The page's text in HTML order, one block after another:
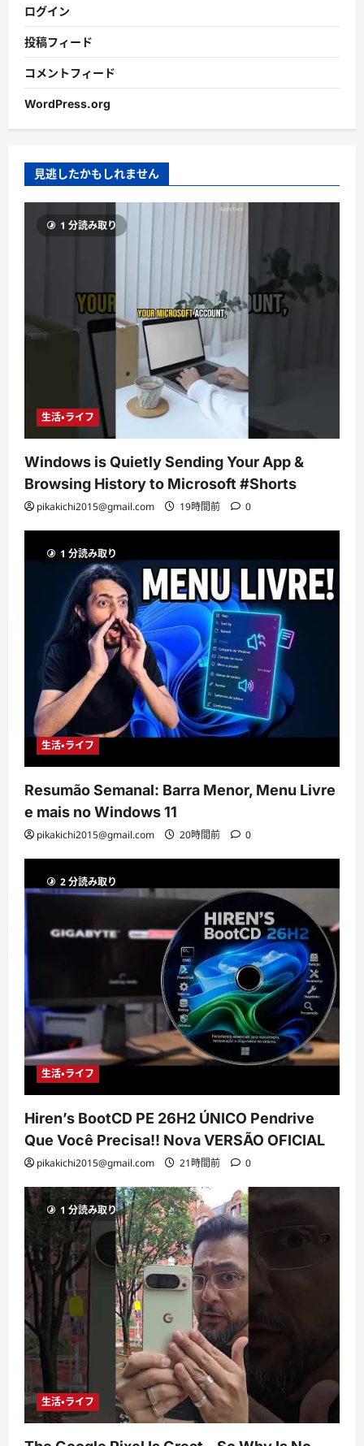
ログイン
投稿フィード
コメントフィード
WordPress.org
見逃したかもしれません
1 分読み取り
生活・ライフ
Windows is Quietly Sending Your App &
Browsing History to Microsoft #Shorts
pikakichi2015@gmail.com 19時間前 0
1 分読み取り
生活・ライフ
Resumão Semanal: Barra Menor, Menu Livre
e mais no Windows 11
pikakichi2015@gmail.com 20時間前 0
2 分読み取り
生活・ライフ
Hiren’s BootCD PE 26H2 ÚNICO Pendrive
Que Você Precisa!! Nova VERSÃO OFICIAL
pikakichi2015@gmail.com 21時間前 0
1 分読み取り
生活・ライフ